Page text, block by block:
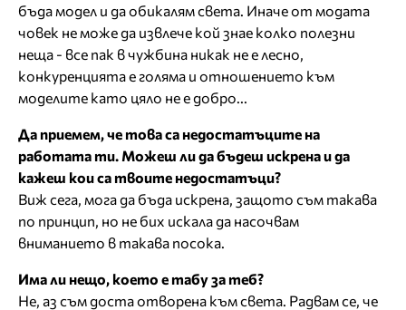
бъда модел и да обикалям света. Иначе от модата
човек не може да извлече кой знае колко полезни
неща - все пак в чужбина никак не е лесно,
конкуренцията е голяма и отношението към
моделите като цяло не е добро...
Да приемем, че това са недостатъците на
работата ти. Можеш ли да бъдеш искрена и да
кажеш кои са твоите недостатъци?
Виж сега, мога да бъда искрена, защото съм такава
по принцип, но не бих искала да насочвам
вниманието в такава посока.
Има ли нещо, което е табу за теб?
Не, аз съм доста отворена към света. Радвам се, че